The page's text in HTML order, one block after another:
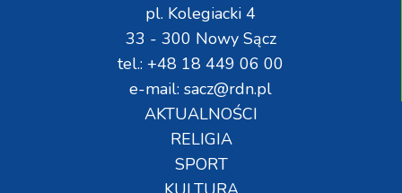
pl. Kolegiacki 4
33 - 300 Nowy Sącz
tel.: +48 18 449 06 00
e-mail: sacz@rdn.pl
AKTUALNOŚCI
RELIGIA
SPORT